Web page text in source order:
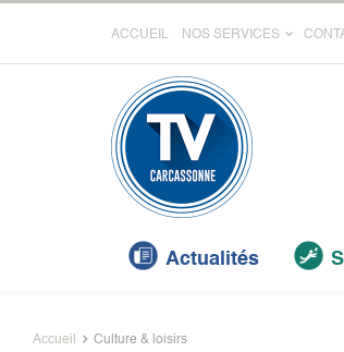
ACCUEIL NOS SERVICES
Actualités
Accueil Culture & loisirs